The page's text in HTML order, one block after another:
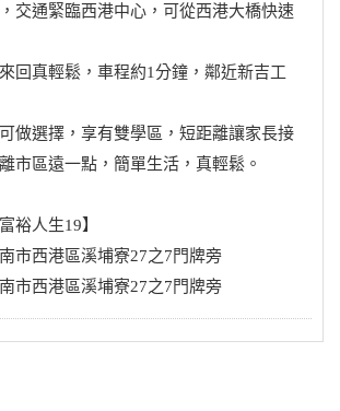
交通緊臨西港中心，可從西港大橋快速
回真輕鬆，車程約1分鐘，鄰近新吉工
做選擇，享有雙學區，短距離讓家長接
市區遠一點，簡單生活，真輕鬆。
裕人生19】
市西港區溪埔寮27之7門牌旁
市西港區溪埔寮27之7門牌旁